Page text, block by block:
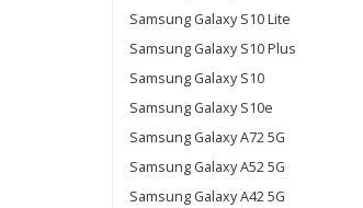
Samsung Galaxy S10 Lite
Samsung Galaxy S10 Plus
Samsung Galaxy S10
Samsung Galaxy S10e
Samsung Galaxy A72 5G
Samsung Galaxy A52 5G
Samsung Galaxy A42 5G